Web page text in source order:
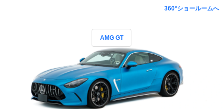
360°ショールームへ
AMG GT